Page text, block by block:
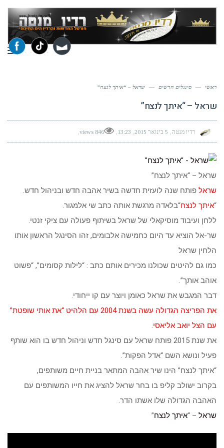
ראשי — סינגלים חדשים — שראל – “איתך לנצח”
שראל – “איתך לנצח”
רדיו מנטה 5 בינואר 2015 13:23
846 views
שראל – “איתך לנצח”
שראל פותח שנה לועזית חדשה בשיר אהבה חדש ובניהול חדש.
“איתך לנצח“בלאדה מרגשת אותה כתב שי אלמגור.
ללחן ועיבוד מוסיקאלי של שראל בשיתוף פעולה עם ציקי זנטי.
שר-אל הוציא עד היום כחמישה אלבומים, זהו הסינגל הראשון אותו
הלחין שראל
כמו גם להיטים שכולנו מכירים אותם כתב : “לילות קסומים”, “פשוט
אוהב אותך”.
דבר המגבש את שראל כאומן ויוצר עם קו ייחודי.
את הפריצה הגדולה עשה בשנת 2004 עם הלהיט “את אותי שופטת”
עם הצל יואב אליאסי.
את שנת 2015 פותח שראל עם סינגל חדש וניהול חדש בו הוא שותף
פעיל ונושא השם “אדל הפקות”.
“איתך לנצח” הינו שיר אהבה המתאר בניית חיים משותפים,
בקרוב ישולב קליפ בו בחר שראל להציג את חייו המשותפים עם
האהבה הגדולה שלו אשתו הדר.
שראל – “איתך לנצח”